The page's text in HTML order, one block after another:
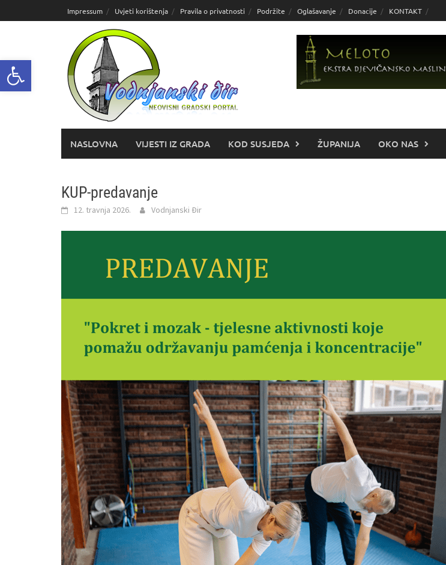
Open toolbar
do
Impressum Uvjeti korištenja Pravila o privatnosti Podržite Oglašavanje Donacije KONTAKT
NASLOVNA VIJESTI IZ GRADA KOD SUSJEDA ŽUPANIJA OKO NAS
KUP-predavanje
12. travnja 2026. Vodnjanski Đir